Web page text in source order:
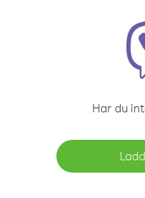
Har du